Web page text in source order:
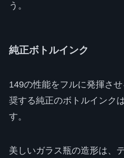
う。
純正ボトルインク
149の性能をフルに発揮さ
奨する純正のボトルインク
す。
美しいガラス瓶の造形は、